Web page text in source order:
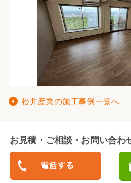
松井産業の施工事例一覧へ
お見積・ご相談・お問い合わ